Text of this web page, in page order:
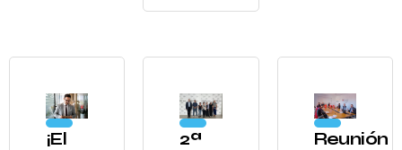
¡El
2ª
Reunión